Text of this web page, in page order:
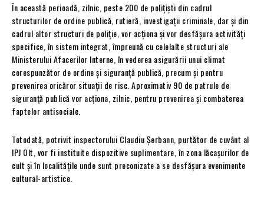
În această perioadă, zilnic, peste 200 de poliţişti din cadrul
structurilor de ordine publică, rutieră, investigații criminale, dar și din
cadrul altor structuri de poliție, vor acționa și vor desfășura activități
specifice, în sistem integrat, împreună cu celelalte structuri ale
Ministerului Afacerilor Interne, în vederea asigurării unui climat
corespunzător de ordine și siguranță publică, precum și pentru
prevenirea oricăror situații de risc. Aproximativ 90 de patrule de
siguranță publică vor acționa, zilnic, pentru prevenirea și combaterea
faptelor antisociale.
Totodată, potrivit inspectorului Claudiu Șerbann, purtător de cuvânt al
IPJ Olt, vor fi instituite dispozitive suplimentare, în zona lăcașurilor de
cult și în localitățile unde sunt preconizate a se desfășura evenimente
cultural-artistice.